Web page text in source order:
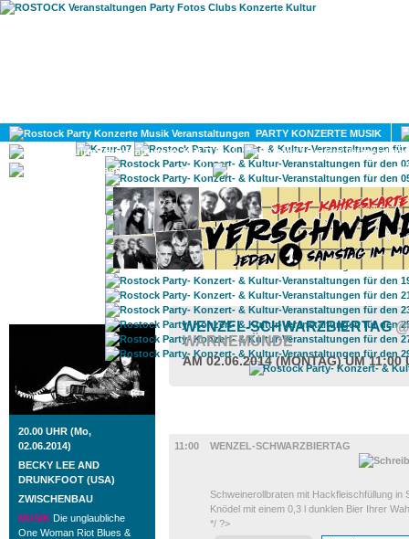
PARTY KONZERTE MUSIK
KULTUR
GAY
ROSTOCK TAGESTIPP
20.00 UHR (Mo,
02.06.2014)
BECKY LEE AND
DRUNKFOOT (USA)
ZWISCHENBAU
MUSIK Die unglaubliche
One Woman Riot Blues &
WENZEL-SCHWARZBIERTAG
WARNEMÜNDE
AM 02.06.2014 (MONTAG) UM 11:00
11:00
WENZEL-SCHWARZBIERTAG
Schweinerollbraten mit Hackfleischfüllung
Knödel mit einem 0,3 l dunklen Bier Ihrer
*/ ?>